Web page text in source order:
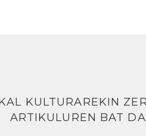
KULTURAREKIN
ARTIKULUREN BAT